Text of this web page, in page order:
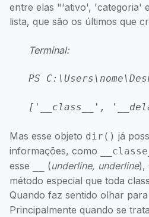
entre elas "'ativo', 'categoria'
lista, que são os últimos que
Terminal:
PS
Mas esse objeto dir() já
informações, como
esse
(underline, underline),
método especial que toda
Quando faz sentido olhar
Principalmente quando se